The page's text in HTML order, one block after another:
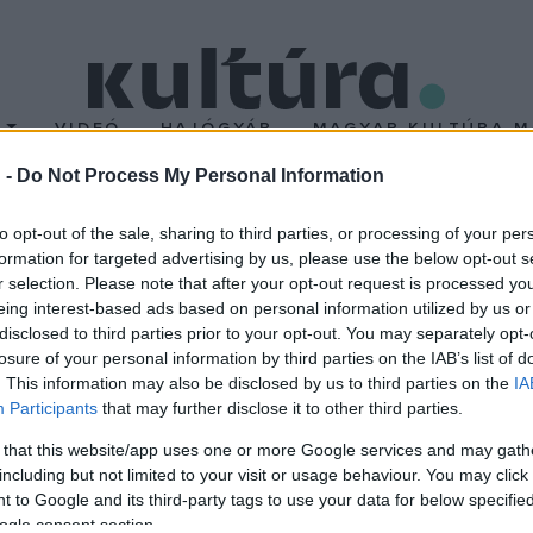
- Do Not Process My Personal Information
opt-out of the sale, sharing to third parties, or processing of your
for targeted advertising by us, please use the below opt-out
selection. Please note that after your opt-out request is processed
interest-based ads based on personal information utilized by us
to third parties prior to your opt-out. You may separately
of your personal information by third parties on the IAB’s list of
This information may also be disclosed by us to third parties on the
Participants that may further disclose it to other third parties.
that this website/app uses one or more Google services and may
but not limited to your visit or usage behaviour. You may
to Google and its third-party tags to use your data for below
consent section.
VIDEÓ HAJÓGYÁR MAGYAR KULTÚRA
a volt MOM
1972. január 25-tól február 7-ig a MOM Szakasits
adott helyet. Az újra és ugyanott megrendezett tárlat
Megnyitó: 2005. március 9-én 17.30 A kiállítást megnyitja
Imre festőművészt bemutatja és méltatja Feledi Balázs
a Művelődési Központ színháztermében.
tartás: minden nap 9-től 18 óráig Helyszín: Budapest
18.